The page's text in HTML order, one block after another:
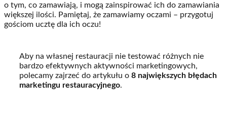
o tym, co zamawiają, i mogą zainspirować ich do zamawiania
większej ilości. Pamiętaj, że zamawiamy oczami – przygotuj
gościom ucztę dla ich oczu!
Aby na własnej restauracji nie testować różnych nie
bardzo efektywnych aktywności marketingowych,
polecamy zajrzeć do artykułu o 8 największych błędach
marketingu restauracyjnego.